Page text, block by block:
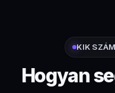
KIK
Hogyan